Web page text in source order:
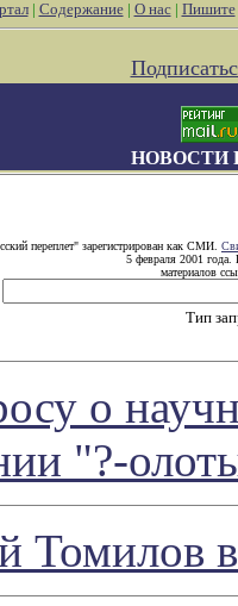
| Содержание| О нас| Пишите
НОВОСТИ
переплет" зарегистрирован как СМИ.
5 февраля 2001 года.
материалов
Тип
о
"?-
Томилов